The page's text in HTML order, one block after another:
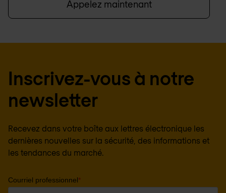
Appelez maintenant
Inscrivez-vous à notre
newsletter
Recevez dans votre boîte aux lettres électronique les
dernières nouvelles sur la sécurité, des informations et
les tendances du marché.